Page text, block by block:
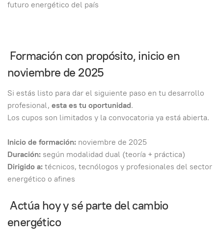
futuro energético del país
Formación con propósito, inicio en
noviembre de 2025
Si estás listo para dar el siguiente paso en tu desarrollo
profesional, esta es tu oportunidad.
Los cupos son limitados y la convocatoria ya está abierta.
Inicio de formación: noviembre de 2025
Duración: según modalidad dual (teoría + práctica)
Dirigido a:técnicos, tecnólogos y profesionales del sector
energético o afines
Actúa hoy y sé parte del cambio
energético